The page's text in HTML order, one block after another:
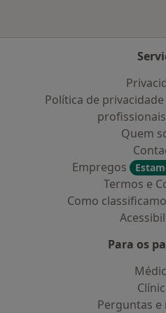
Política de
Quem
Empregos
Termos e
Como
Para os
Perguntas e